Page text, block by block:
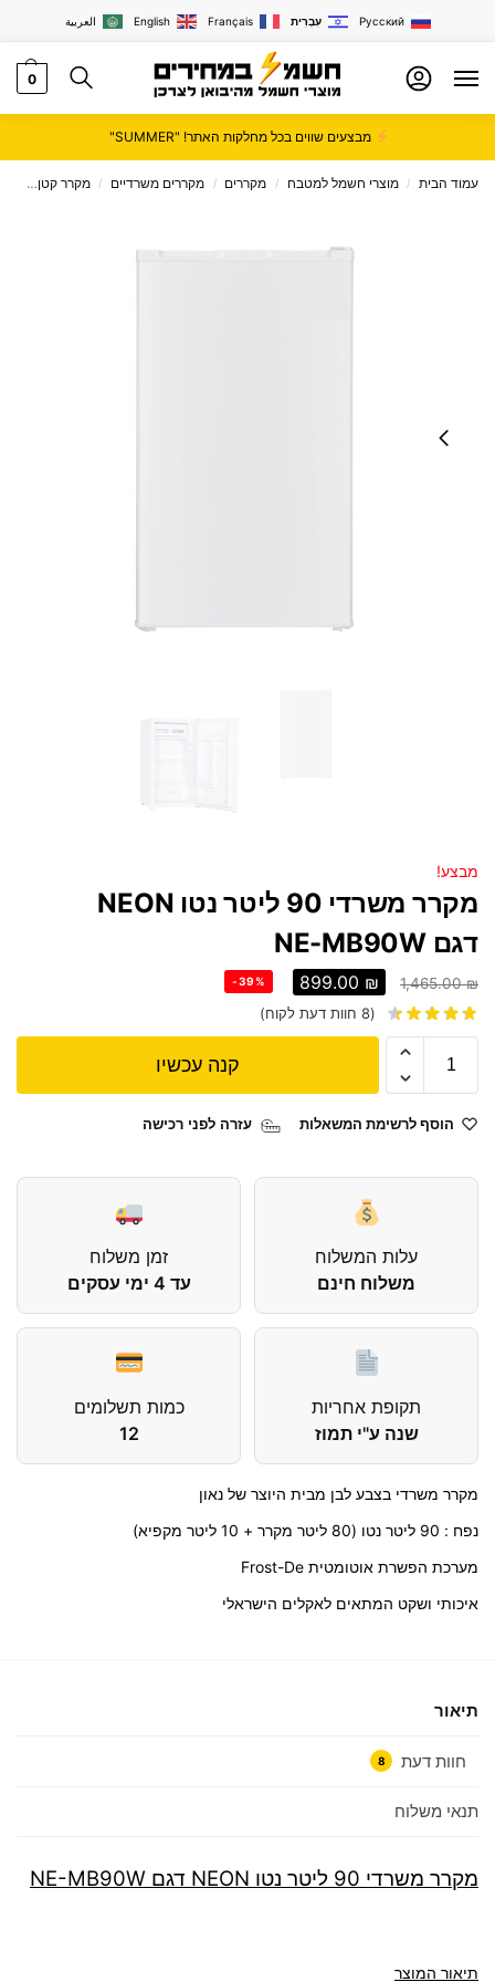
العربية English Français עִבְרִית Русский
0
מבצעים שווים בכל מחלקות האתר! "SUMMER"
עמוד הבית / מוצרי חשמל למטבח / מקררים / מקררים משרדיים / מקרר קטן
מבצע!
מקרר משרדי 90 ליטר נטו NEON
דגם NE-MB90W
1,465.00₪
899.00 ₪
-39%
(
8 חוות דעת לקוח)
קנה עכשיו
הוסף לרשימת המשאלות עזרה לפני רכישה
עלות המשלוח
משלוח חינם
זמן משלוח
עד 4 ימי עסקים
תקופת אחריות
שנה ע"י תמוז
כמות תשלומים
12
מקרר משרדי בצבע לבן מבית היוצר של נאון
נפח : 90 ליטר נטו (80 ליטר מקרר + 10 ליטר מקפיא)
מערכת הפשרת אוטומטית Frost-De
איכותי ושקט המתאים לאקלים הישראלי
תיאור
חוות דעת 8
תנאי משלוח
מקרר משרדי 90 ליטר נטו NEON דגם NE-MB90W
תיאור המוצר